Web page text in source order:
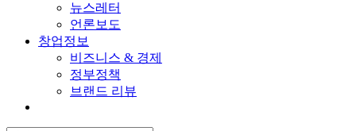
뉴스레터
언론보도
창업정보
비즈니스 & 경제
정부정책
브랜드 리뷰